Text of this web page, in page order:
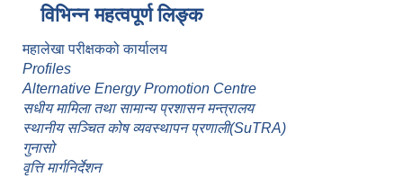
विभिन्न महत्वपूर्ण लिङ्क
महालेखा परीक्षकको कार्यालय
Profiles
Alternative Energy Promotion Centre
सधीय मामिला तथा सामान्य प्रशासन मन्त्रालय
स्थानीय सञ्चित कोष व्यवस्थापन प्रणाली(SuTRA)
गुनासो
वृत्ति मार्गनिर्देशन